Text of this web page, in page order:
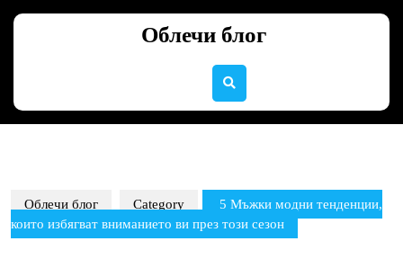
Облечи блог
Облечи блог Category
5 Мъжки модни тенденции,
които избягват вниманието ви през този сезон